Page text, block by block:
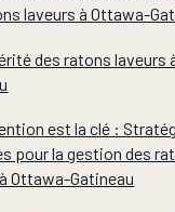
laveurs à Ottawa-
des ratons laveurs
est la clé :
pour la gestion des
Ottawa-Gatineau